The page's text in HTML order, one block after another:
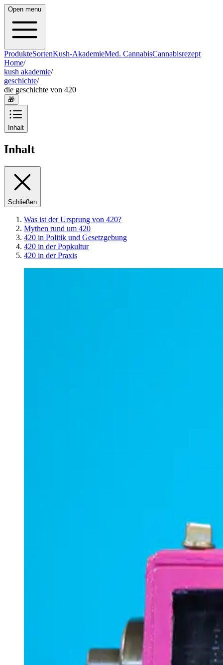
Open menu
ProdukteSortenKush-AkademieMed. CannabisCannabisrezept
Home/
kush akademie/
geschichte/
die geschichte von 420
🎁
Inhalt
Inhalt
Schließen
Was ist der Ursprung von 420?
Mythen rund um 420
420 in Politik und Gesetzgebung
420 in der Popkultur
420 in der Praxis